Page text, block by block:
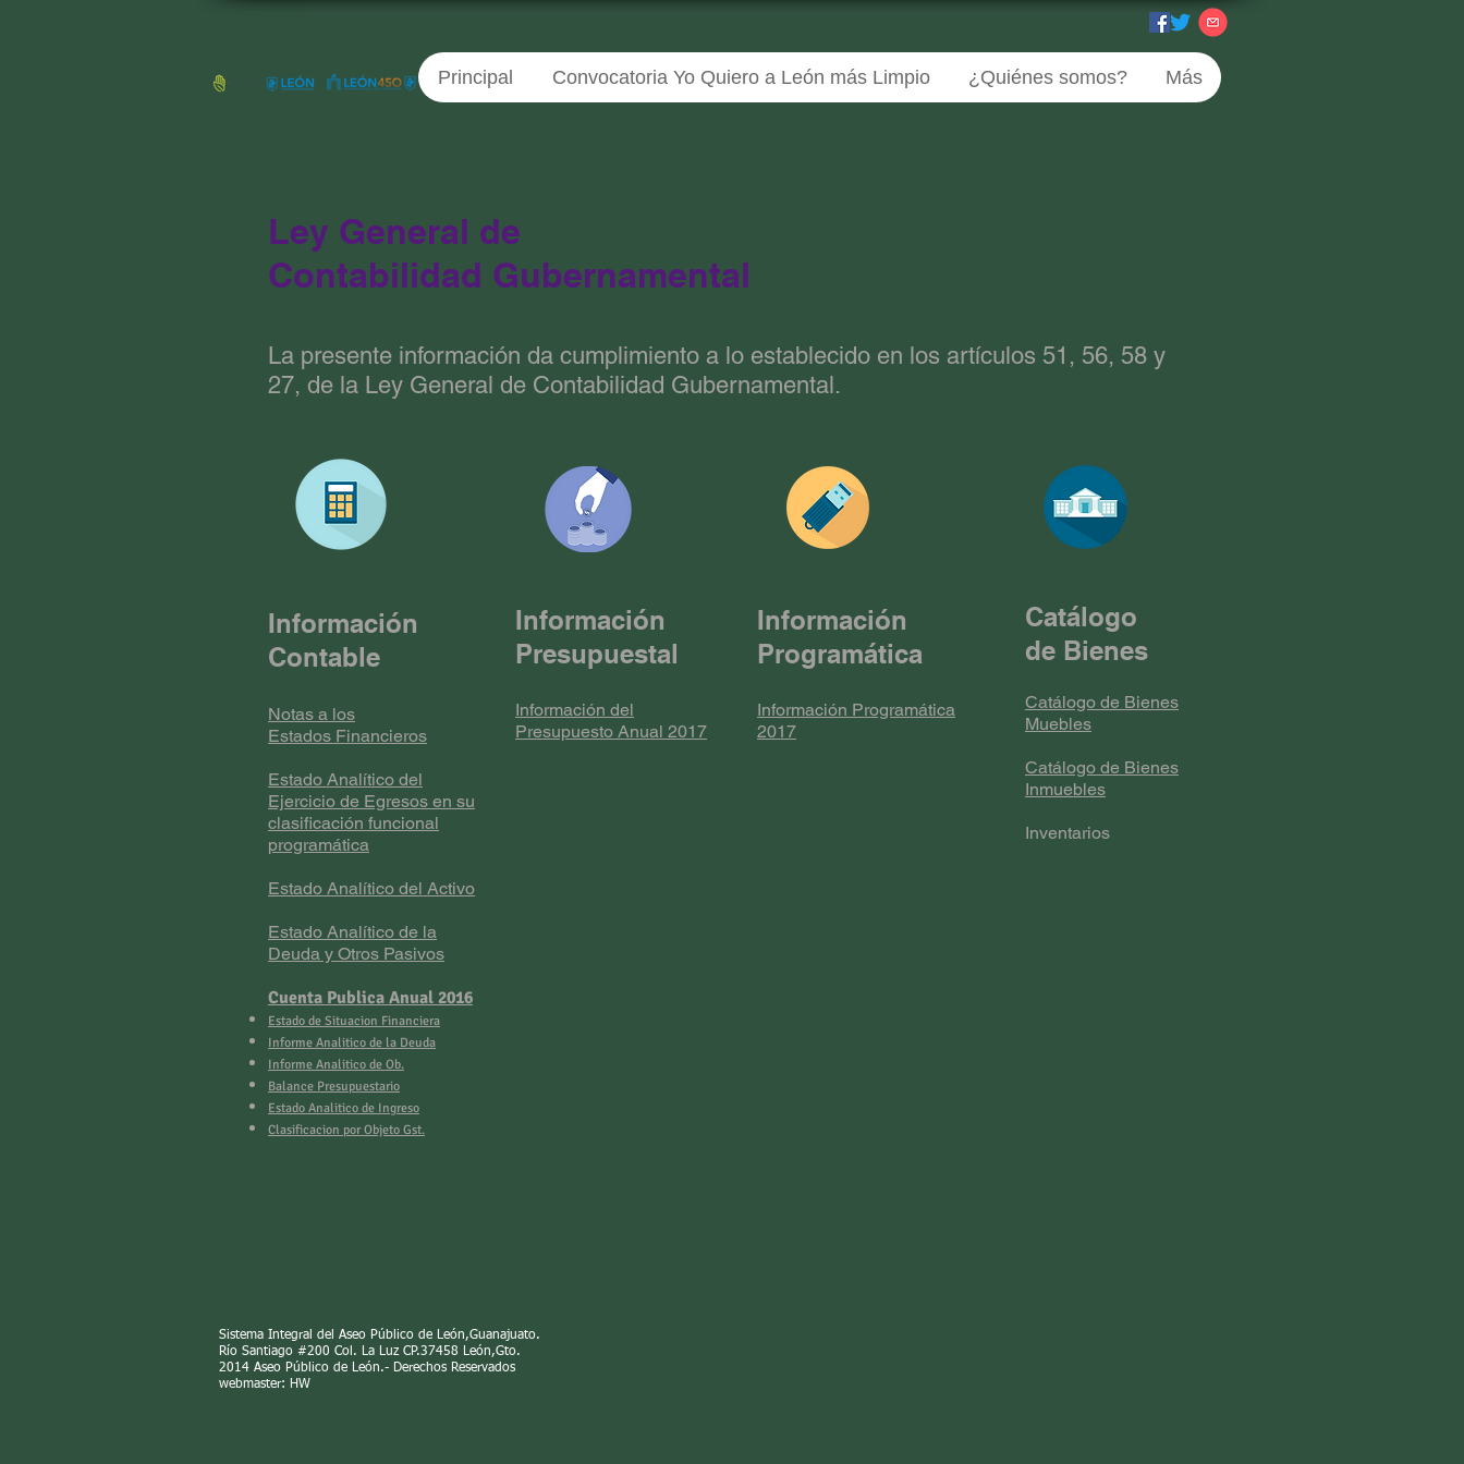
Principal Convocatoria Yo Quiero a León más Limpio ¿Quiénes somos? Más
Ley General de
Contabilidad Gubernamental
La presente información da cumplimiento a lo establecido en los artículos 51, 56, 58 y
27, de la Ley General de Contabilidad Gubernamental.
Información
Contable
Notas a los
Estados Financieros
Estado Analítico del
Ejercicio de Egresos en su
clasificación funcional
programática
Estado Analítico del Activo
Estado Analítico de la
Deuda y Otros Pasivos
Cuenta Publica Anual 2016
Estado de Situacion Financiera
Informe Analitico de la Deuda
Informe Analitico de Ob.
Balance Presupuestario
Estado Analitico de Ingreso
Clasificacion por Objeto Gst.
Información
Presupuestal
Información del
Presupuesto Anual 2017
Información
Programática
Información Programática
2017
Catálogo
de Bienes
Catálogo de Bienes
Muebles
Catálogo de Bienes
Inmuebles
Inventarios
Sistema Integral del Aseo Público de León,Guanajuato.
Río Santiago #200 Col. La Luz CP.37458 León,Gto.
2014 Aseo Público de León.- Derechos Reservados
webmaster: HW